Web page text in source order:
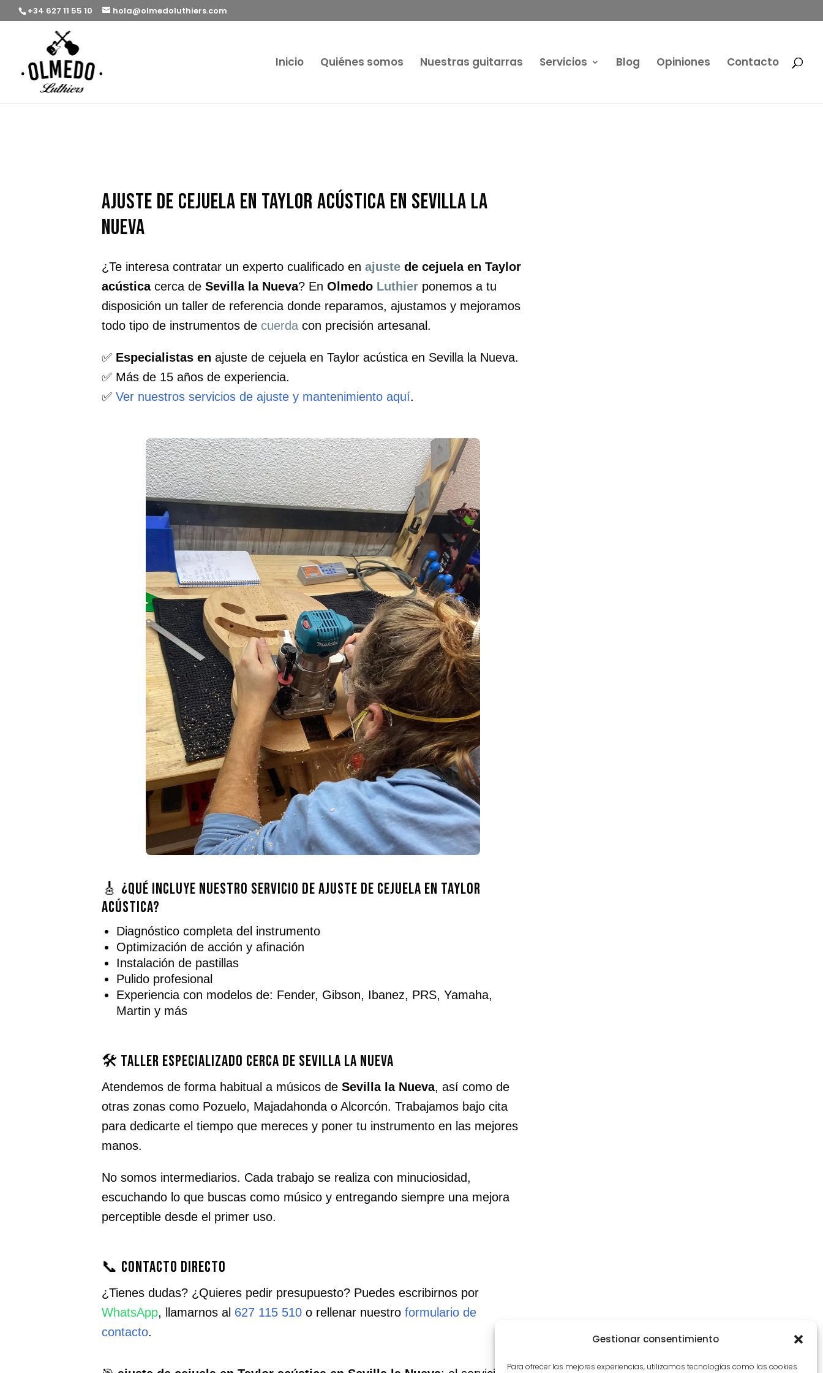
Gestionar consentimiento
Para ofrecer las mejores experiencias, utilizamos tecnologías como las cookies
+34 627 11 55 10 hola@olmedoluthiers.com
Inicio Quiénes somos Nuestras guitarras Servicios Blog Opiniones Contacto
ajuste de cejuela en Taylor acústica en Sevilla la
Nueva
¿Te interesa contratar un experto cualificado enajuste de cejuela en Taylor
acústicacerca deSevilla la Nueva? EnOlmedo Luthier ponemos a tu
disposición un taller de referencia donde reparamos, ajustamos y mejoramos
todo tipo de instrumentos de cuerda con precisión artesanal.
✅ Especialistas en ajuste de cejuela en Taylor acústica en Sevilla la Nueva.
✅ Más de 15 años de experiencia.
✅Ver nuestros servicios de ajuste y mantenimiento aquí.
🎸 ¿Qué incluye nuestro servicio de ajuste de cejuela en Taylor
acústica?
Diagnóstico completa del instrumento
Optimización de acción y afinación
Instalación de pastillas
Pulido profesional
Experiencia con modelos de: Fender, Gibson, Ibanez, PRS, Yamaha,
Martin y más
🛠️ Taller especializado cerca de Sevilla la Nueva
Atendemos de forma habitual a músicos deSevilla la Nueva, así como de
otras zonas como Pozuelo, Majadahonda o Alcorcón. Trabajamos bajo cita
para dedicarte el tiempo que mereces y poner tu instrumento en las mejores
manos.
No somos intermediarios. Cada trabajo se realiza con minuciosidad,
escuchando lo que buscas como músico y entregando siempre una mejora
perceptible desde el primer uso.
📞 Contacto directo
¿Tienes dudas? ¿Quieres pedir presupuesto? Puedes escribirnos por
WhatsApp, llamarnos al 627 115 510 o rellenar nuestroformulario de
contacto.